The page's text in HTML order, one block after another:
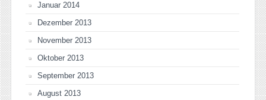
Januar 2014
Dezember 2013
November 2013
Oktober 2013
September 2013
August 2013